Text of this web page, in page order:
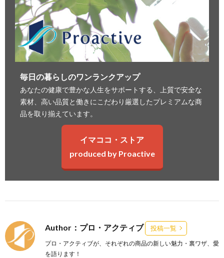
毎日の暮らしのワンランクアップ
あなたの健康で豊かな人生をサポートする、上質で安全な
素材、高い品質と働きにこだわり厳選したプレミアムな商
品を取り揃えています。
イマココ・ストア
produced by Proactive
Author：プロ・アクティブ 投稿一覧
プロ・アクティブが、それぞれの商品の新しい魅力・裏ワザ、愛
を語ります！